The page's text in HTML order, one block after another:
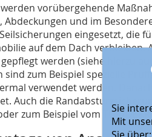
vorübergehende
Abdeckungen und im
eingesetzt, die
auf dem Dach verbleiben.
werden (siehe hierzu
sind zum Beispiel spezielle
verwendet werden.
Auch die
zum Beispiel vom TÜV/
Sie
Mit
Sie über: